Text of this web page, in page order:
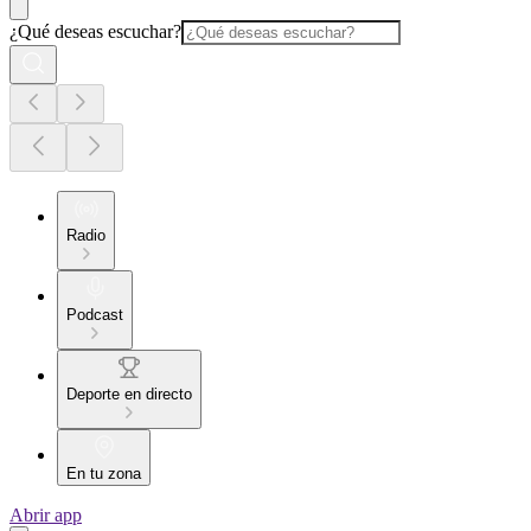
¿Qué deseas escuchar?
Radio
Podcast
Deporte en directo
En tu zona
Abrir app